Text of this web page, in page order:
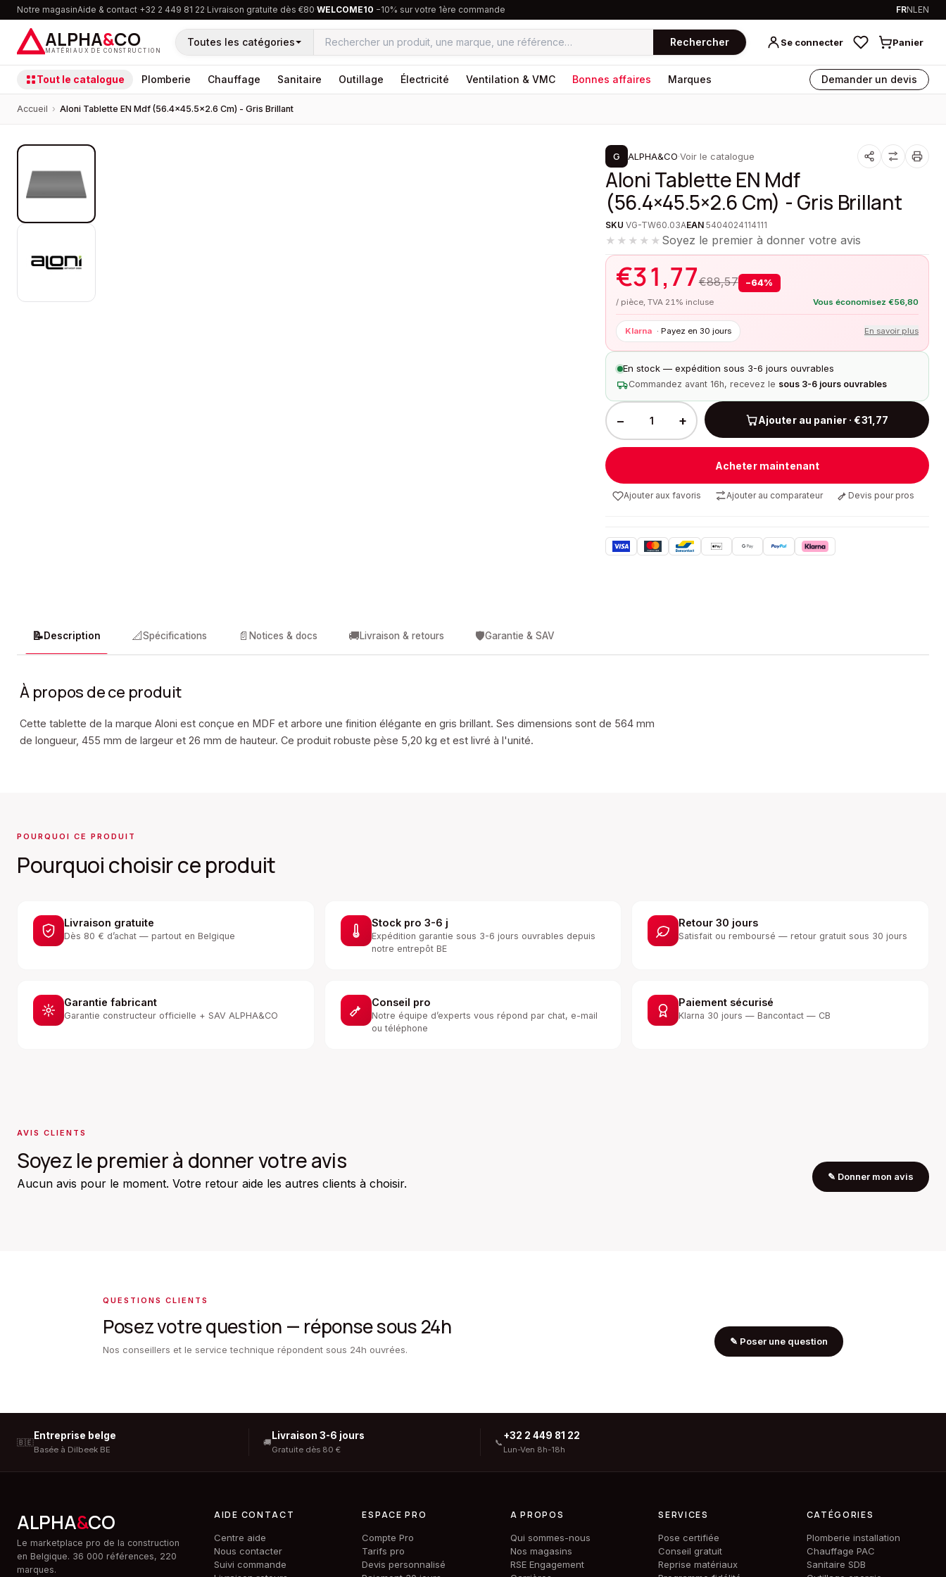
Notre magasinAide & contact·+32 2 449 81 22·Livraison gratuite dès €80·WELCOME10 −10% sur votre 1ère commande FRNLEN
ALPHA&CO
MATÉRIAUX DE CONSTRUCTION
Toutes les catégories Rechercher Se connecter Panier
Tout le catalogue Plomberie Chauffage Sanitaire Outillage Électricité Ventilation & VMC Bonnes affaires Marques Demander un devis
Accueil › Aloni Tablette EN Mdf (56.4×45.5×2.6 Cm) - Gris Brillant
G ALPHA&CO·Voir le catalogue
Aloni Tablette EN Mdf
(56.4×45.5×2.6 Cm) - Gris Brillant
SKU VG-TW60.03AEAN 5404024114111
★★★★★ Soyez le premier à donner votre avis
€31,77€88,57 −64%
/ pièce, TVA 21% incluse Vous économisez €56,80
Klarna · Payez en 30 jours En savoir plus
En stock — expédition sous 3-6 jours ouvrables
Commandez avant 16h, recevez le sous 3-6 jours ouvrables
− + Ajouter au panier · €31,77
Acheter maintenant
Ajouter aux favoris Ajouter au comparateur Devis pour pros
📝Description 📐Spécifications 📄 Notices & docs 🚚Livraison & retours 🛡️Garantie & SAV
À propos de ce produit
Cette tablette de la marque Aloni est conçue en MDF et arbore une finition élégante en gris brillant. Ses dimensions sont de 564 mm
de longueur, 455 mm de largeur et 26 mm de hauteur. Ce produit robuste pèse 5,20 kg et est livré à l'unité.
POURQUOI CE PRODUIT
Pourquoi choisir ce produit
Livraison gratuite
Dès 80 € d’achat — partout en Belgique
Stock pro 3-6 j
Expédition garantie sous 3-6 jours ouvrables depuis
notre entrepôt BE
Retour 30 jours
Satisfait ou remboursé — retour gratuit sous 30 jours
Garantie fabricant
Garantie constructeur officielle + SAV ALPHA&CO
Conseil pro
Notre équipe d’experts vous répond par chat, e-mail
ou téléphone
Paiement sécurisé
Klarna 30 jours — Bancontact — CB
AVIS CLIENTS
Soyez le premier à donner votre avis
Aucun avis pour le moment. Votre retour aide les autres clients à choisir. ✎ Donner mon avis
QUESTIONS CLIENTS
Posez votre question — réponse sous 24h
Nos conseillers et le service technique répondent sous 24h ouvrées.
✎ Poser une question
🇧🇪
Entreprise belge
Basée à Dilbeek BE
🚚
Livraison 3-6 jours
Gratuite dès 80 €
📞
+32 2 449 81 22
Lun-Ven 8h-18h
ALPHA&CO
Le marketplace pro de la construction
en Belgique. 36 000 références, 220
marques.
AIDE CONTACT
Centre aide
Nous contacter
Suivi commande
ESPACE PRO
Compte Pro
Tarifs pro
Devis personnalisé
A PROPOS
Qui sommes-nous
Nos magasins
RSE Engagement
SERVICES
Pose certifiée
Conseil gratuit
Reprise matériaux
CATÉGORIES
Plomberie installation
Chauffage PAC
Sanitaire SDB